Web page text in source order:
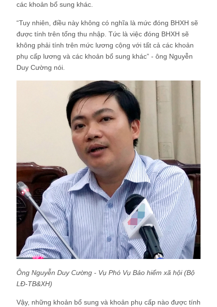
các khoản bổ sung khác.
“Tuy nhiên, điều này không có nghĩa là mức đóng BHXH sẽ
được tính trên tổng thu nhập. Tức là việc đóng BHXH sẽ
không phải tính trên mức lương cộng với tất cả các khoản
phụ cấp lương và các khoản bổ sung khác” - ông Nguyễn
Duy Cường nói.
Ông Nguyễn Duy Cường - Vụ Phó Vụ Bảo hiểm xã hội (Bộ
LĐ-TB&XH)
Vậy, những khoản bổ sung và khoản phụ cấp nào được tính